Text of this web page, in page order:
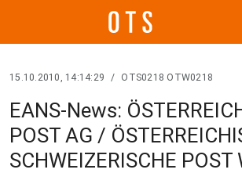
15.10.2010, 14:14:29 / OTS0218 OTW0218
EANS-News:
POST AG /
SCHWEIZERISCHE POST